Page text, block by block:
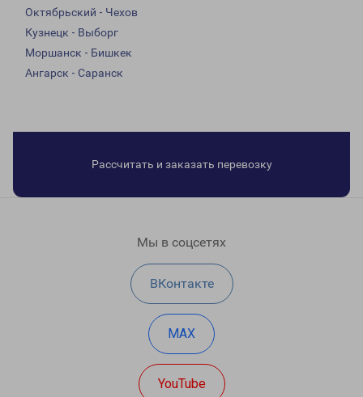
Октябрьский - Чехов
Кузнецк - Выборг
Моршанск - Бишкек
Ангарск - Саранск
Рассчитать и заказать перевозку
Мы в соцсетях
ВКонтакте
MAX
YouTube